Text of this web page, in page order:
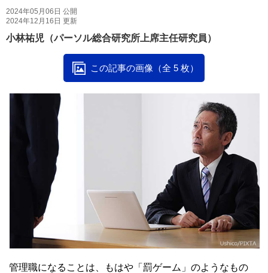
2024年05月06日 公開
2024年12月16日 更新
小林祐児（パーソル総合研究所上席主任研究員）
この記事の画像（全 5 枚）
管理職になることは、もはや「罰ゲーム」のようなもの